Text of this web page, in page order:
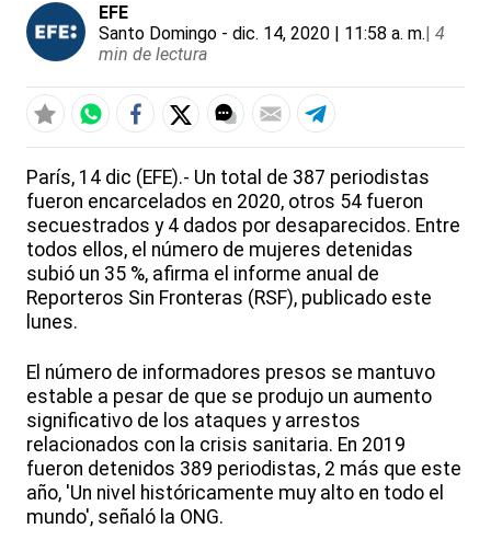
EFE
Santo Domingo - dic. 14, 2020 | 11:58 a. m.| 4
min de lectura
París, 14 dic (EFE).- Un total de 387 periodistas
fueron encarcelados en 2020, otros 54 fueron
secuestrados y 4 dados por desaparecidos. Entre
todos ellos, el número de mujeres detenidas
subió un 35 %, afirma el informe anual de
Reporteros Sin Fronteras (RSF), publicado este
lunes.
El número de informadores presos se mantuvo
estable a pesar de que se produjo un aumento
significativo de los ataques y arrestos
relacionados con la crisis sanitaria. En 2019
fueron detenidos 389 periodistas, 2 más que este
año, 'Un nivel históricamente muy alto en todo el
mundo', señaló la ONG.